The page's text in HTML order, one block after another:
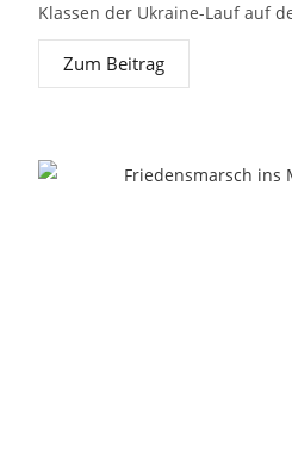
Klassen der Ukraine-Lauf auf
Zum Beitrag